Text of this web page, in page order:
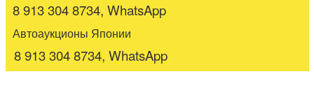
8 913 304 8734, WhatsApp
Автоаукционы Японии
8 913 304 8734, WhatsApp